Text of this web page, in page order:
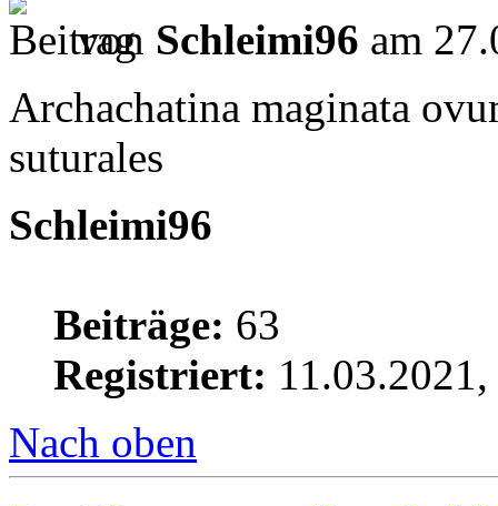
von Schleimi96 am
Archachatina maginata
suturales
Schleimi96
Beiträge: 63
Registriert:
Nach oben